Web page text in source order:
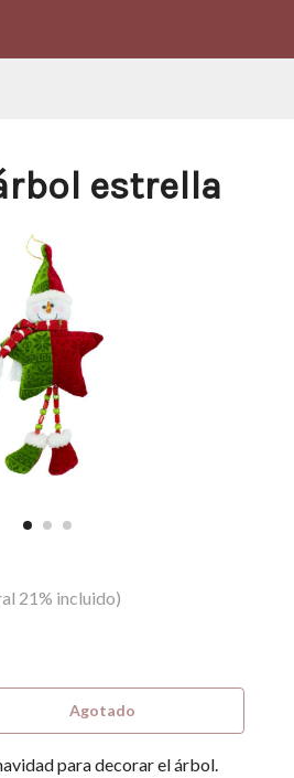
estrella
21% incluido)
Agotado
para decorar el árbol.